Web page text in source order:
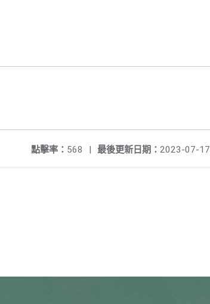
最後更新日期： 2023-07-17
點擊率： 568 |